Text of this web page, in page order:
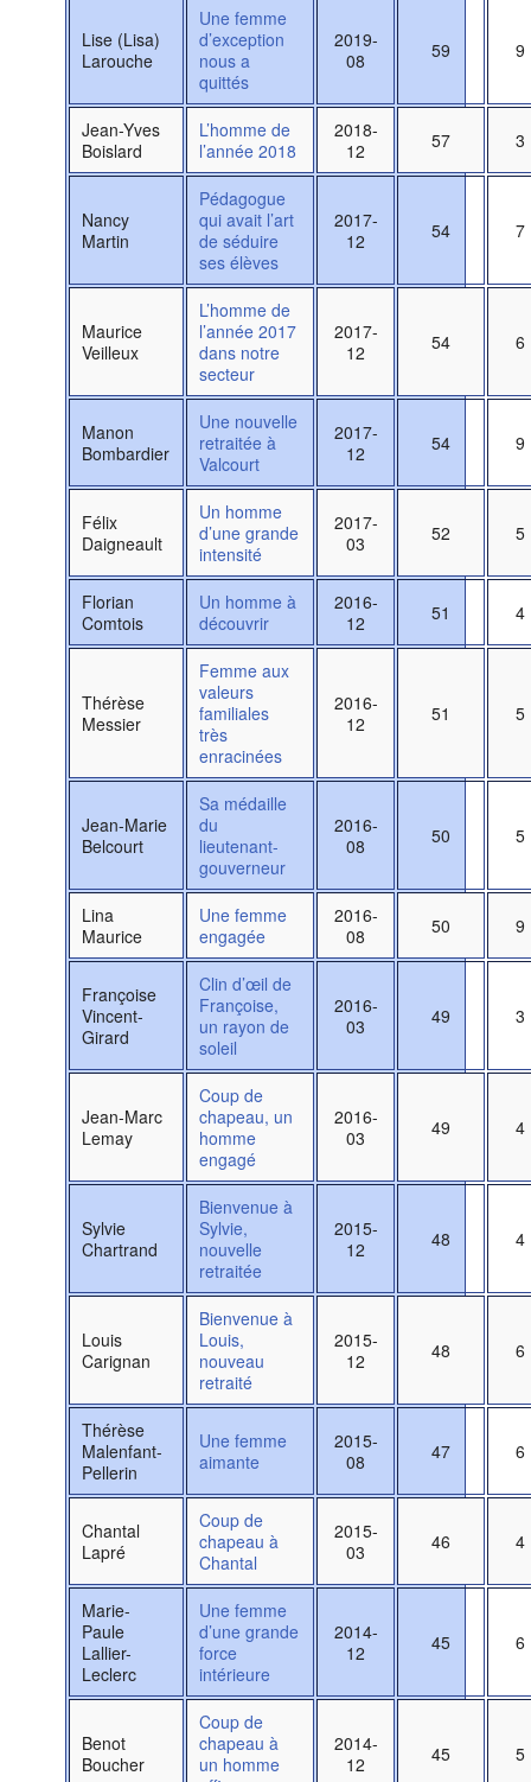
Lise (Lisa)
Larouche
Une femme
d’exception
nous a
quittés
2019-
08
59 9
Jean-Yves
Boislard
L’homme de
l’année 2018
2018-
12
57 3
Nancy
Martin
Pédagogue
qui avait l’art
de séduire
ses élèves
2017-
12
54 7
Maurice
Veilleux
L’homme de
l’année 2017
dans notre
secteur
2017-
12
54 6
Manon
Bombardier
Une nouvelle
retraitée à
Valcourt
2017-
12
54 9
Félix
Daigneault
Un homme
d’une grande
intensité
2017-
03
52 5
Florian
Comtois
Un homme à
découvrir
2016-
12
51 4
Thérèse
Messier
Femme aux
valeurs
familiales
très
enracinées
2016-
12
51 5
Jean-Marie
Belcourt
Sa médaille
du
lieutenant-
gouverneur
2016-
08
50 5
Lina
Maurice
Une femme
engagée
2016-
08
50 9
Françoise
Vincent-
Girard
Clin d’œil de
Françoise,
un rayon de
soleil
2016-
03
49 3
Jean-Marc
Lemay
Coup de
chapeau, un
homme
engagé
2016-
03
49 4
Sylvie
Chartrand
Bienvenue à
Sylvie,
nouvelle
retraitée
2015-
12
48 4
Louis
Carignan
Bienvenue à
Louis,
nouveau
retraité
2015-
12
48 6
Thérèse
Malenfant-
Pellerin
Une femme
aimante
2015-
08
47 6
Chantal
Lapré
Coup de
chapeau à
Chantal
2015-
03
46 4
Marie-
Paule
Lallier-
Leclerc
Une femme
d’une grande
force
intérieure
2014-
12
45 6
Benot
Boucher
Coup de
chapeau à
un homme
2014-
12
45 5